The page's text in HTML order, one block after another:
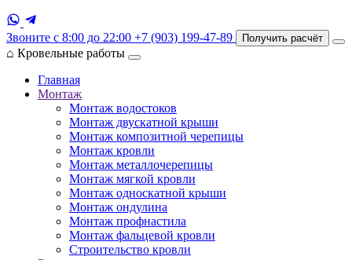
Звоните с 8:00 до 22:00 +7 (903) 199-47-89 Получить расчёт
⌂ Кровельные работы
Главная
Монтаж
Монтаж водостоков
Монтаж двускатной крыши
Монтаж композитной черепицы
Монтаж кровли
Монтаж металлочерепицы
Монтаж мягкой кровли
Монтаж односкатной крыши
Монтаж ондулина
Монтаж профнастила
Монтаж фальцевой кровли
Строительство кровли